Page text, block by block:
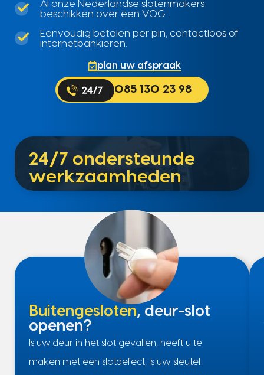
Al onze Nederlandse slotenmakers
beschikken over een VOG.
Eenvoudig betalen per pin, contactloos of
internetbankieren.
plan uw afspraak
085 130 23 98
24/7 ondersteunde
werkzaamheden
Buitengesloten, deur-slot
openen?
Is uw deur in het slot gevallen, heeft u te
maken met een slotdefect, is uw sleutel